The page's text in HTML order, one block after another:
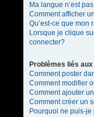
Ma langue n’est
Comment afficher
Qu’est-ce que mon
Lorsque je clique
connecter?
Problèmes liés
Comment poster
Comment modifier
Comment ajouter
Comment créer un
Pourquoi ne puis-je